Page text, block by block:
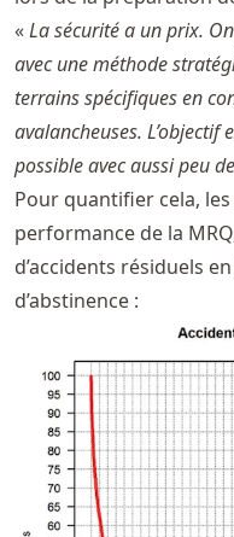
«La sécurité a un prix.
avec une méthode
terrains spécifiques en
avalancheuses.
possible avec aussi peu
Pour quantifier cela,
performance de la
d’accidents résiduels
d’abstinence :